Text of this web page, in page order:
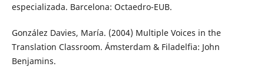
especializada. Barcelona: Octaedro-EUB.
González Davies, María. (2004) Multiple Voices in the
Translation Classroom. Ámsterdam & Filadelfia: John
Benjamins.